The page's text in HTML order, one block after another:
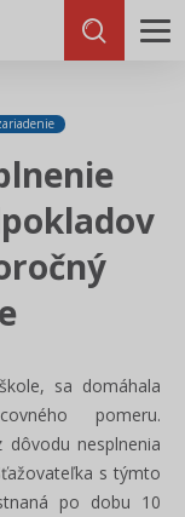
sa domáhala
pomeru.
nesplnenia
s týmto
po dobu 10